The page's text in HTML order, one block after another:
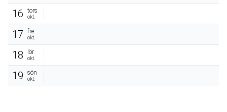
16 tors
okt.
17 fre
okt.
18 lör
okt.
19 sön
okt.